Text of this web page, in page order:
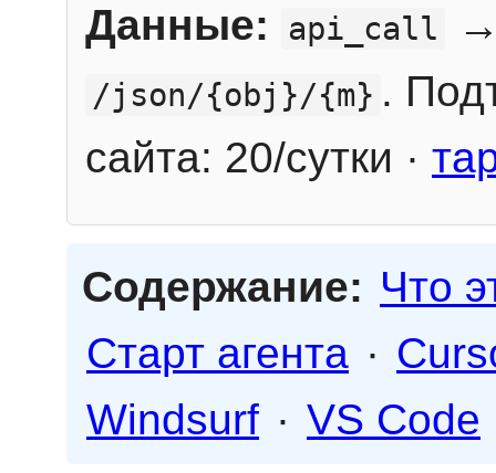
Данные: api_call
/json/{obj}/{m} .
сайта: 20/сутки ·
Содержание: Что
Старт агента ·
Windsurf · VS Code